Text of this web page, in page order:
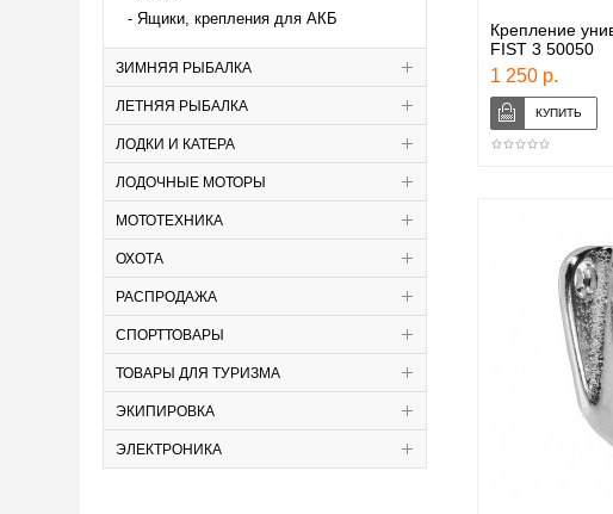
Ящики, крепления для АКБ
ЗИМНЯЯ РЫБАЛКА
ЛЕТНЯЯ РЫБАЛКА
ЛОДКИ И КАТЕРА
ЛОДОЧНЫЕ МОТОРЫ
МОТОТЕХНИКА
ОХОТА
РАСПРОДАЖА
СПОРТТОВАРЫ
ТОВАРЫ ДЛЯ ТУРИЗМА
ЭКИПИРОВКА
ЭЛЕКТРОНИКА
Крепление
FIST 3 50050
1 250 р.